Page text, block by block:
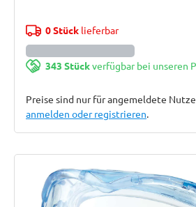
0 Stücklieferbar
343 Stückverfügbar bei unseren
Preise sind nur für angemeldete
anmelden oder registrieren.